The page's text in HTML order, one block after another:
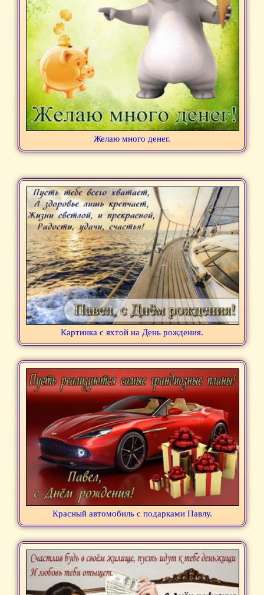
Желаю много денег.
Картинка с яхтой на День рождения.
Красный автомобиль с подарками Павлу.